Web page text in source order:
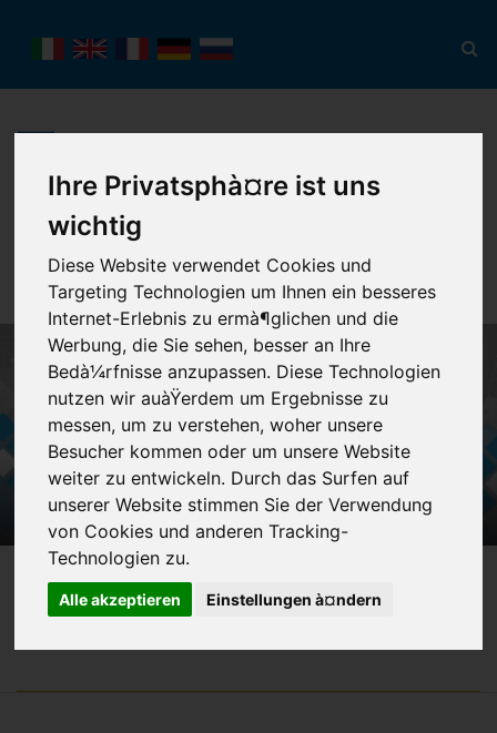
Ihre Privatsphà¤re ist uns
wichtig
Diese Website verwendet Cookies und
Targeting Technologien um Ihnen ein besseres
Internet-Erlebnis zu ermà¶glichen und die
Werbung, die Sie sehen, besser an Ihre
Bedà¼rfnisse anzupassen. Diese Technologien
nutzen wir auàŸerdem um Ergebnisse zu
messen, um zu verstehen, woher unsere
Besucher kommen oder um unsere Website
weiter zu entwickeln. Durch das Surfen auf
unserer Website stimmen Sie der Verwendung
von Cookies und anderen Tracking-
Technologien zu.
Alle akzeptieren Einstellungen à¤ndern
TYP OX - OVALE SPEISERN